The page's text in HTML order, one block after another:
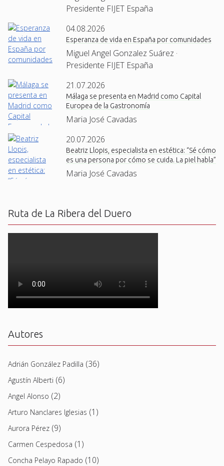
Presidente FIJET España
04.08.2026
Esperanza de vida en España por comunidades
Miguel Angel Gonzalez Suárez ·
Presidente FIJET España
21.07.2026
Málaga se presenta en Madrid como Capital
Europea de la Gastronomía
Maria José Cavadas
20.07.2026
Beatriz Llopis, especialista en estética: “Sé cómo
es una persona por cómo se cuida. La piel habla”
Maria José Cavadas
Ruta de La Ribera del Duero
Autores
Adrián González Padilla (36)
Agustín Alberti (6)
Angel Alonso (2)
Arturo Nanclares Iglesias (1)
Aurora Pérez (9)
Carmen Cespedosa (1)
Concha Pelayo Rapado (10)